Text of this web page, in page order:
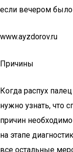
если вечером
www.ayzdorov.ru
Причины
Когда распух
нужно узнать, что
причин
на этапе
все остальные